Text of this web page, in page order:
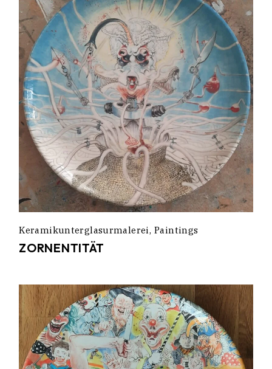
Keramikunterglasurmalerei Paintings
ZORNENTITÄT